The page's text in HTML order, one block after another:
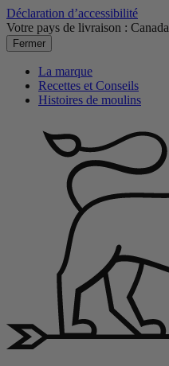
Déclaration d’accessibilité
Votre pays de livraison : Canada
Fermer
La marque
Recettes et Conseils
Histoires de moulins